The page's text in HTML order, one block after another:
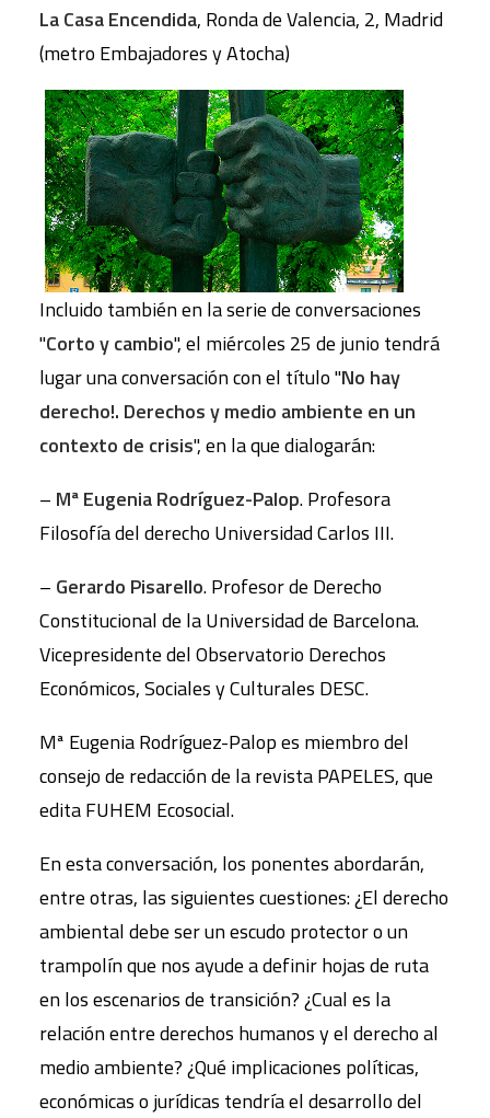
La Casa Encendida, Ronda de Valencia, 2, Madrid
(metro Embajadores y Atocha)
Incluido también en la serie de conversaciones
"Corto y cambio", el miércoles 25 de junio tendrá
lugar una conversación con el título "No hay
derecho!. Derechos y medio ambiente en un
contexto de crisis", en la que dialogarán:
– Mª Eugenia Rodríguez-Palop. Profesora
Filosofía del derecho Universidad Carlos III.
– Gerardo Pisarello. Profesor de Derecho
Constitucional de la Universidad de Barcelona.
Vicepresidente del Observatorio Derechos
Económicos, Sociales y Culturales DESC.
Mª Eugenia Rodríguez-Palop es miembro del
consejo de redacción de la revista PAPELES, que
edita FUHEM Ecosocial.
En esta conversación, los ponentes abordarán,
entre otras, las siguientes cuestiones: ¿El derecho
ambiental debe ser un escudo protector o un
trampolín que nos ayude a definir hojas de ruta
en los escenarios de transición? ¿Cual es la
relación entre derechos humanos y el derecho al
medio ambiente? ¿Qué implicaciones políticas,
económicas o jurídicas tendría el desarrollo del